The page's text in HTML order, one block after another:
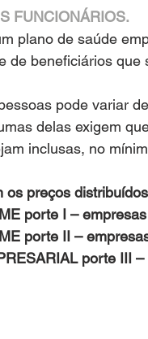
FUNCIONÁRIOS.
plano de saúde
de beneficiários
pode variar
delas exigem
inclusas, no
os preços
porte I –
porte II –
porte III